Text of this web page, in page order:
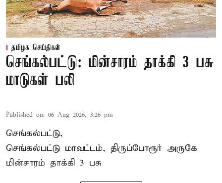
தமிழக செய்திகள்
செங்கல்பட்டு: மின்சாரம் தாக்கி 3 பசு
மாடுகள் பலி
Published on: 06 Aug 2026, 3:26 pm
செங்கல்பட்டு,
செங்கல்பட்டு மாவட்டம், திருப்போரூர் அருகே
மின்சாரம் தாக்கி 3 பசு